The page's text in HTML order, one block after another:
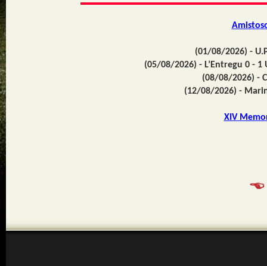
(01/08/2026) -
(05/08/2026) - L’Entregu 0 - 1
(08/08/2026) -
(12/08/2026) -
XIV